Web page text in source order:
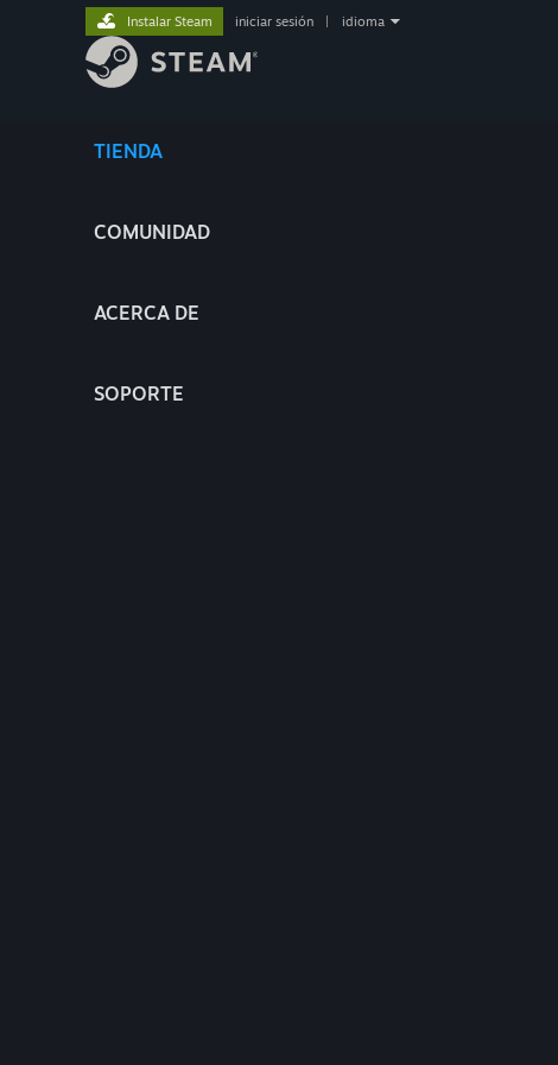
TIENDA
COMUNIDAD
ACERCA DE
SOPORTE
Instalar Steam iniciar sesión idioma